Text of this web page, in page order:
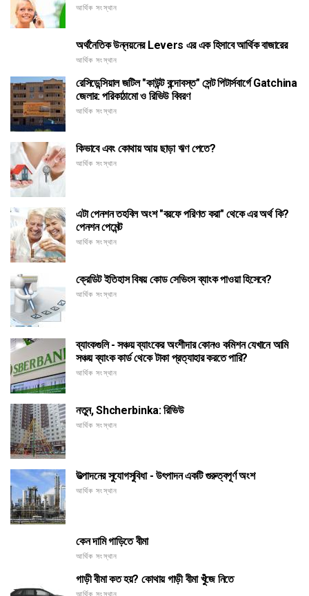
আর্থিক সংস্থান
অর্থনৈতিক উন্নয়নের Levers এর এক হিসাবে আর্থিক বাজারের
আর্থিক সংস্থান
রেসিডেন্সিয়াল জটিল "কাউন্ট বন্দোবস্ত" সেন্ট পিটার্সবার্গে Gatchina
জেলার: পরিকাঠামো ও রিভিউ বিবরণ
আর্থিক সংস্থান
কিভাবে এবং কোথায় আয় ছাড়া ঋণ পেতে?
আর্থিক সংস্থান
এটা পেনশন তহবিল অংশ "বরফে পরিণত করা" থেকে এর অর্থ কি?
পেনশন পেমেন্ট
আর্থিক সংস্থান
ক্রেডিট ইতিহাস বিষয় কোড সেভিংস ব্যাংক পাওয়া হিসেবে?
আর্থিক সংস্থান
ব্যাংকগুলি - সঞ্চয় ব্যাংকের অংশীদার কোনও কমিশন যেখানে আমি
সঞ্চয় ব্যাংক কার্ড থেকে টাকা প্রত্যাহার করতে পারি?
আর্থিক সংস্থান
নতুন, Shcherbinka: রিভিউ
আর্থিক সংস্থান
উত্পাদনের সুযোগসুবিধা - উৎপাদন একটি গুরুত্বপূর্ণ অংশ
আর্থিক সংস্থান
কেন দামি গাড়িতে বীমা
আর্থিক সংস্থান
গাড়ী বীমা কত হয়? কোথায় গাড়ী বীমা খুঁজে নিতে